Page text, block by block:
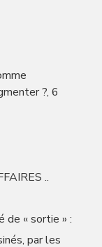
?, 6
..
de « sortie » :
par les